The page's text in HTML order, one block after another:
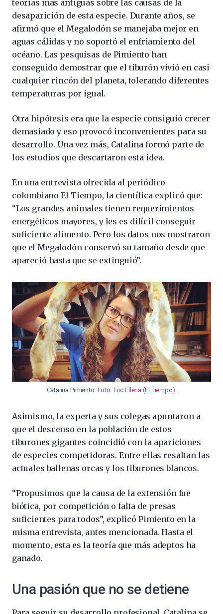
teorías más antiguas sobre las causas de la
desaparición de esta especie. Durante años, se
afirmó que el Megalodón se manejaba mejor en
aguas cálidas y no soportó el enfriamiento del
océano. Las pesquisas de Pimiento han
conseguido demostrar que el tiburón vivió en casi
cualquier rincón del planeta, tolerando diferentes
temperaturas por igual.
Otra hipótesis era que la especie consiguió crecer
demasiado y eso provocó inconvenientes para su
desarrollo. Una vez más, Catalina formó parte de
los estudios que descartaron esta idea.
En una entrevista ofrecida al periódico
colombiano El Tiempo, la científica explicó que:
“Los grandes animales tienen requerimientos
energéticos mayores, y les es difícil conseguir
suficiente alimento. Pero los datos nos mostraron
que el Megalodón conservó su tamaño desde que
apareció hasta que se extinguió”.
Catalina Pimiento. Foto: Eric Ellena (El Tiempo).
Asimismo, la experta y sus colegas apuntaron a
que el descenso en la población de estos
tiburones gigantes coincidió con la apariciones
de especies competidoras. Entre ellas resaltan las
actuales ballenas orcas y los tiburones blancos.
“Propusimos que la causa de la extensión fue
biótica, por competición o falta de presas
suficientes para todos”, explicó Pimiento en la
misma entrevista, antes mencionada. Hasta el
momento, esta es la teoría que más adeptos ha
ganado.
Una pasión que no se detiene